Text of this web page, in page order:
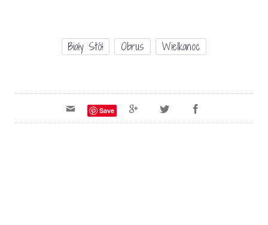
Biały Stół Obrus Wielkanoc
Save